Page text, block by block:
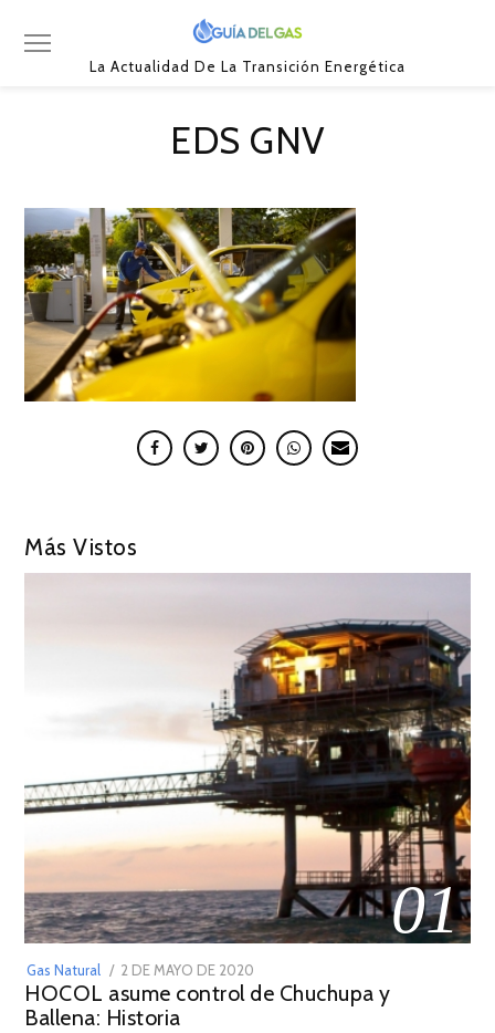
La Actualidad De La Transición Energética
EDS GNV
Más Vistos
01
Gas Natural
POSTED
ON
2 DE MAYO DE 2020
DE
HOCOL asume control de Chuchupa y
Ballena: Historia